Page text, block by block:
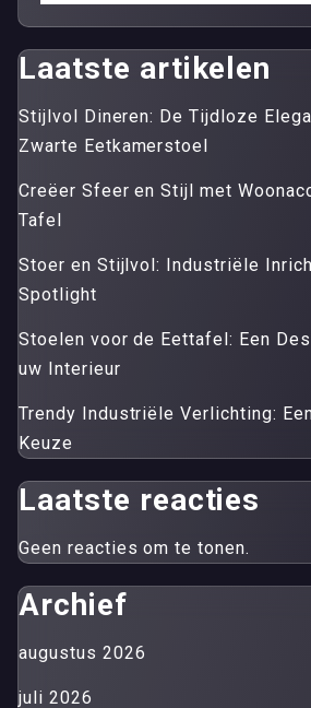
Laatste artikelen
Stijlvol Dineren: De Tijdloze
Zwarte Eetkamerstoel
Creëer Sfeer en Stijl met
Tafel
Stoer en Stijlvol: Industriële
Spotlight
Stoelen voor de Eettafel: Een
uw Interieur
Trendy Industriële Verlichting:
Keuze
Laatste reacties
Geen reacties om te tonen.
Archief
augustus 2026
juli 2026